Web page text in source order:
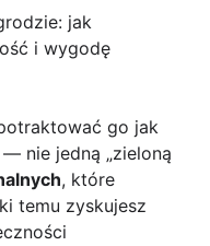
jak
i wygodę
go jak
nie jedną „zieloną
, które
temu zyskujesz